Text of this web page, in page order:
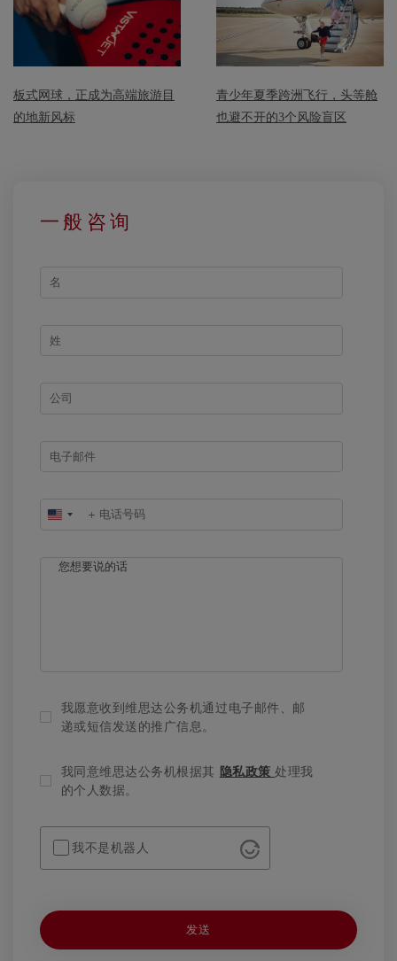
板式网球，正成为高端旅游目
的地新风标
青少年夏季跨洲飞行，头等舱
也避不开的3个风险盲区
一般咨询
UNITED
我愿意收到维思达公务机通过电子邮件、邮
递或短信发送的推广信息。
我同意维思达公务机根据其 隐私政策处理我
的个人数据。
我不是机器人